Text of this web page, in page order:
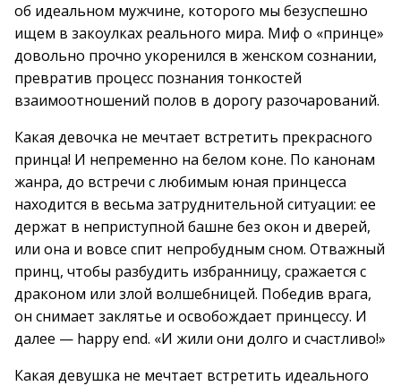
об идеальном мужчине, которого мы безуспешно
ищем в закоулках реального мира. Миф о «принце»
довольно прочно укоренился в женском сознании,
превратив процесс познания тонкостей
взаимоотношений полов в дорогу разочарований.
Какая девочка не мечтает встретить прекрасного
принца! И непременно на белом коне. По канонам
жанра, до встречи с любимым юная принцесса
находится в весьма затруднительной ситуации: ее
держат в неприступной башне без окон и дверей,
или она и вовсе спит непробудным сном. Отважный
принц, чтобы разбудить избранницу, сражается с
драконом или злой волшебницей. Победив врага,
он снимает заклятье и освобождает принцессу. И
далее — happy end. «И жили они долго и счастливо!»
Какая девушка не мечтает встретить идеального